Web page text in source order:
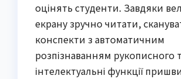
оцінять студенти. Завдяки
екрану зручно читати,
конспекти з автоматичним
розпізнаванням рукописного
інтелектуальні функції